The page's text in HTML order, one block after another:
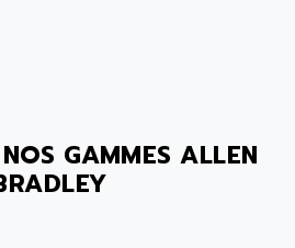
GAMMES ALLEN